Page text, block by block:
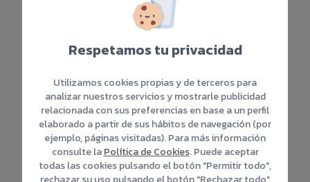
Mesoterapia capilar
raíz del cabello, bloqueando el efecto de
los andrógenos, principales causantes de
la alopecia hormonal. Alinhibir la
enzima 5-alfa-reductasa, responsable
de transformar la testosterona en DHT, se
Respetamos tu privacidad
Utilizamos cookies propias y de terceros para
analizar nuestros servicios y mostrarle publicidad
relacionada con sus preferencias en base a un perfil
elaborado a partir de sus hábitos de navegación (por
ejemplo, páginas visitadas). Para más información
consulte laPolítica de Cookies. Puede aceptar
todas las cookies pulsando el botón "Permitir todo",